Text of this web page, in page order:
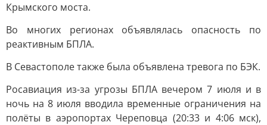
Крымского моста.
Во многих регионах объявлялась опасность по
реактивным БПЛА.
В Севастополе также была объявлена тревога по БЭК.
Росавиация из-за угрозы БПЛА вечером 7 июля и в
ночь на 8 июля вводила временные ограничения на
полёты в аэропортах Череповца (20:33 и 4:06 мск),